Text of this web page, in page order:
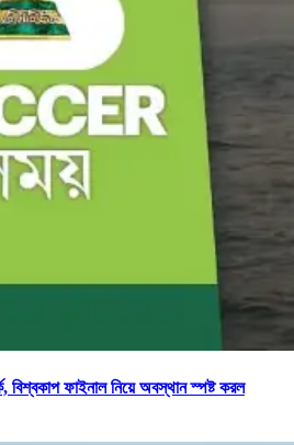
বিশ্বকাপ ফাইনাল নিয়ে অবস্থান স্পষ্ট করল